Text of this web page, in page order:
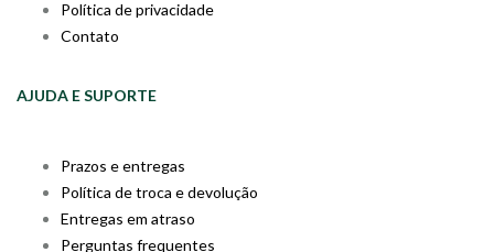
Política de privacidade
Contato
AJUDA E SUPORTE
Prazos e entregas
Política de troca e devolução
Entregas em atraso
Perguntas frequentes